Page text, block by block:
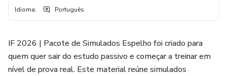
Idioma: Português
IF 2026 | Pacote de Simulados Espelho foi criado para
quem quer sair do estudo passivo e começar a treinar em
nível de prova real. Este material reúne simulados